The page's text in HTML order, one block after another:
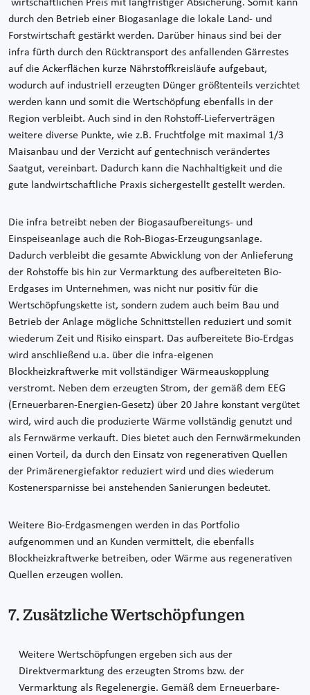
wirtschaftlichen Preis mit langfristiger Absicherung. Somit kann
durch den Betrieb einer Biogasanlage die lokale Land- und
Forstwirtschaft gestärkt werden. Darüber hinaus sind bei der
infra fürth durch den Rücktransport des anfallenden Gärrestes
auf die Ackerflächen kurze Nährstoffkreisläufe aufgebaut,
wodurch auf industriell erzeugten Dünger größtenteils verzichtet
werden kann und somit die Wertschöpfung ebenfalls in der
Region verbleibt. Auch sind in den Rohstoff-Lieferverträgen
weitere diverse Punkte, wie z.B. Fruchtfolge mit maximal 1/3
Maisanbau und der Verzicht auf gentechnisch verändertes
Saatgut, vereinbart. Dadurch kann die Nachhaltigkeit und die
gute landwirtschaftliche Praxis sichergestellt gestellt werden.
Die infra betreibt neben der Biogasaufbereitungs- und
Einspeiseanlage auch die Roh-Biogas-Erzeugungsanlage.
Dadurch verbleibt die gesamte Abwicklung von der Anlieferung
der Rohstoffe bis hin zur Vermarktung des aufbereiteten Bio-
Erdgases im Unternehmen, was nicht nur positiv für die
Wertschöpfungskette ist, sondern zudem auch beim Bau und
Betrieb der Anlage mögliche Schnittstellen reduziert und somit
wiederum Zeit und Risiko einspart. Das aufbereitete Bio-Erdgas
wird anschließend u.a. über die infra-eigenen
Blockheizkraftwerke mit vollständiger Wärmeauskopplung
verstromt. Neben dem erzeugten Strom, der gemäß dem EEG
(Erneuerbaren-Energien-Gesetz) über 20 Jahre konstant vergütet
wird, wird auch die produzierte Wärme vollständig genutzt und
als Fernwärme verkauft. Dies bietet auch den Fernwärmekunden
einen Vorteil, da durch den Einsatz von regenerativen Quellen
der Primärenergiefaktor reduziert wird und dies wiederum
Kostenersparnisse bei anstehenden Sanierungen bedeutet.
Weitere Bio-Erdgasmengen werden in das Portfolio
aufgenommen und an Kunden vermittelt, die ebenfalls
Blockheizkraftwerke betreiben, oder Wärme aus regenerativen
Quellen erzeugen wollen.
7. Zusätzliche Wertschöpfungen
Weitere Wertschöpfungen ergeben sich aus der
Direktvermarktung des erzeugten Stroms bzw. der
Vermarktung als Regelenergie. Gemäß dem Erneuerbare-